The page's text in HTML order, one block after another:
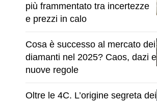
più frammentato tra incertezze
e prezzi in calo
Cosa è successo al mercato dei
diamanti nel 2025? Caos, dazi e
nuove regole
Oltre le 4C. L’origine segreta dei